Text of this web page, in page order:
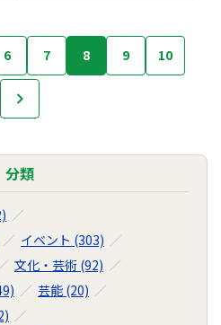
6 7 8 9 10
分類
イベント (303)
文化・芸術 (92)
芸能 (20)